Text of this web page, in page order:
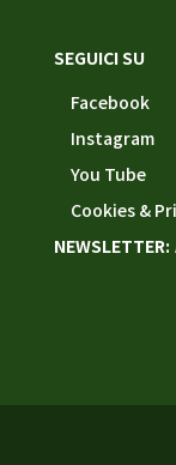
SEGUICI SU
Facebook
Instagram
You Tube
Cookies &
NEWSLETTER: